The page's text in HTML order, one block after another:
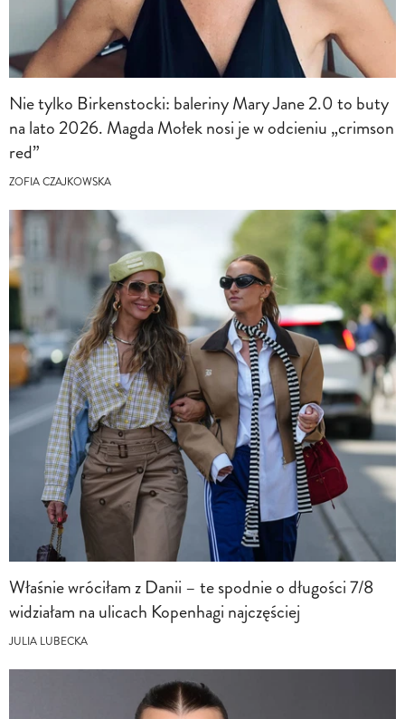
Nie tylko Birkenstocki: baleriny Mary Jane 2.0 to buty
na lato 2026. Magda Mołek nosi je w odcieniu „crimson
red”
ZOFIA CZAJKOWSKA
Właśnie wróciłam z Danii – te spodnie o długości 7/8
widziałam na ulicach Kopenhagi najczęściej
JULIA LUBECKA